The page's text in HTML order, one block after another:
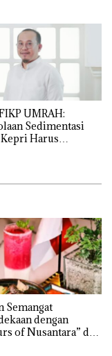
UMRAH:
Sedimentasi
Harus
Semangat
dengan
of Nusantara” di